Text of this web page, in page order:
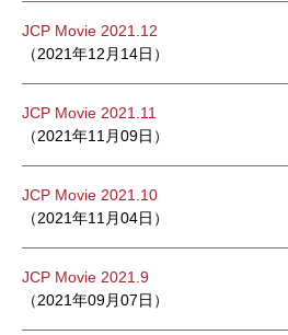
JCP Movie 2021.12
（2021年12月14日）
JCP Movie 2021.11
（2021年11月09日）
JCP Movie 2021.10
（2021年11月04日）
JCP Movie 2021.9
（2021年09月07日）